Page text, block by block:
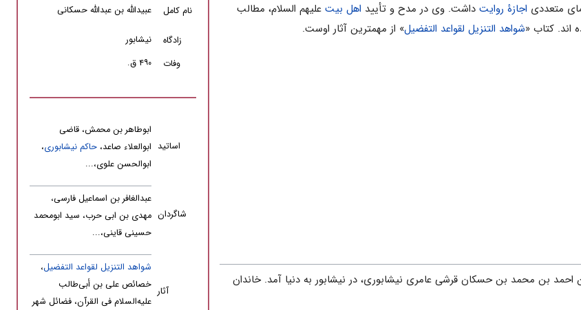
نام کامل عبیدالله بن عبدالله حسکانى
زادگاه
نیشابور
وفات
۴۹۰ ق.
اساتید
ابوطاهر بن محمش، قاضى
ابوالعلاء صاعد، حاکم نیشابوری،
ابوالحسن علوى،...
شاگردان
عبدالغافر بن اسماعیل فارسى،
مهدى بن ابى حرب، سید ابومحمد
حسینى قاینى،...
آثار
شواهد التنزیل لقواعد التفضیل،
خصائص علی بن أبی‌طالب‌
علیه‌السلام فی القرآن، فضائل شهر
متعددی اجازۀ روایت داشت. وی در مدح و تأیید اهل بیت علیهم السلام، مطالب
اند. کتاب «شواهد التنزیل لقواعد التفضیل» از مهمترین آثار اوست.
بن احمد بن محمد بن حسکان قرشى عامرى نیشابورى، در نیشابور به دنیا آمد. خاندان